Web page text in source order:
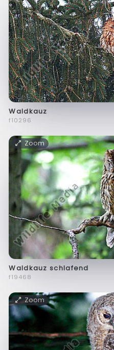
Waldkauz
f10296
Zoom
Waldkauz schlafend
f19468
Zoom